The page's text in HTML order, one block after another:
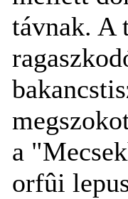
távnak. A
a
orfûi